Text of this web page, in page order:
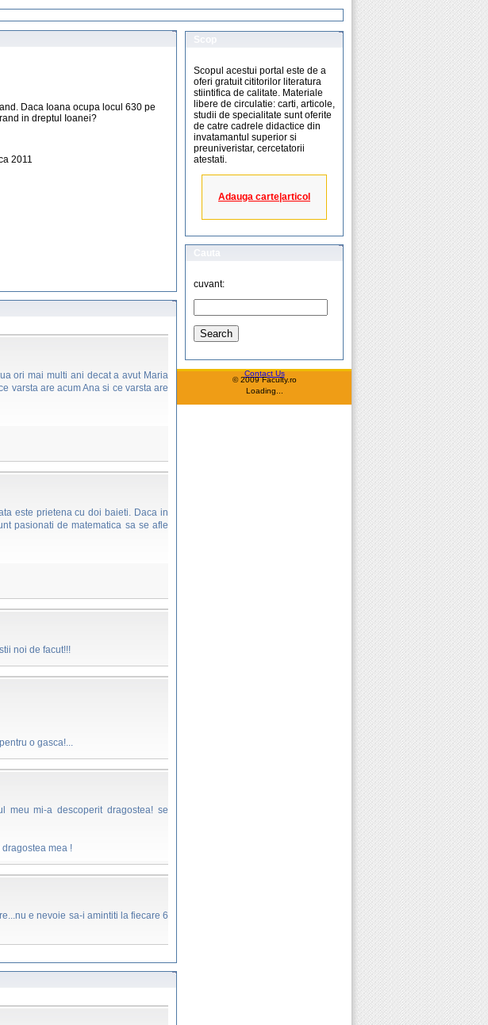
Daca Ioana ocupa locul 630 pe
in dreptul Ioanei?
2011
ori mai multi ani decat a avut Maria
varsta are acum Ana si ce varsta are
este prietena cu doi baieti. Daca in
pasionati de matematica sa se afle
noi de facut!!!
o gasca!...
meu mi-a descoperit dragostea! se
dragostea mea !
e nevoie sa-i amintiti la fiecare 6
Scop
Scopul acestui portal este de a
oferi gratuit cititorilor literatura
stiintifica de calitate. Materiale
libere de circulatie: carti, articole,
studii de specialitate sunt oferite
de catre cadrele didactice din
invatamantul superior si
preuniveristar, cercetatorii
atestati.
Adauga carte|articol
Cauta
cuvant:
Contact Us
© 2009 Faculty.ro
Loading...